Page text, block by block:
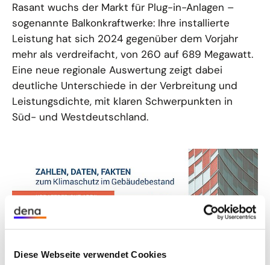
Diese Webseite verwendet Cookies
Rasant wuchs der Markt für Plug-in-Anlagen –
sogenannte Balkonkraftwerke: Ihre installierte
Leistung hat sich 2024 gegenüber dem Vorjahr
mehr als verdreifacht, von 260 auf 689 Megawatt.
Eine neue regionale Auswertung zeigt dabei
deutliche Unterschiede in der Verbreitung und
Leistungsdichte, mit klaren Schwerpunkten in
Süd- und Westdeutschland.